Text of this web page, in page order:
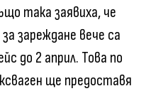
така заявиха, че
зареждане вече са
до 2 април. Това по
ще предоставя